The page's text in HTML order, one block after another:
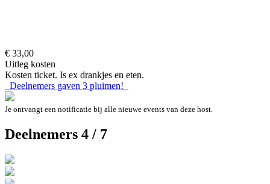
€ 33,00
Uitleg kosten
Kosten ticket. Is ex drankjes en eten.
Deelnemers gaven 3 pluimen!
Je ontvangt een notificatie bij alle nieuwe events van deze host.
Deelnemers 4 / 7